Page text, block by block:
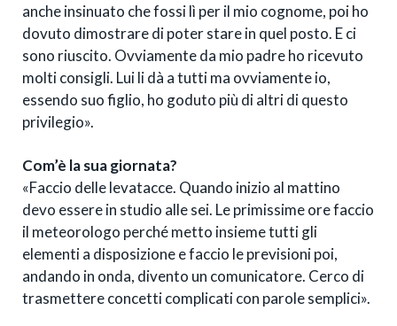
anche insinuato che fossi lì per il mio cognome, poi ho
dovuto dimostrare di poter stare in quel posto. E ci
sono riuscito. Ovviamente da mio padre ho ricevuto
molti consigli. Lui li dà a tutti ma ovviamente io,
essendo suo figlio, ho goduto più di altri di questo
privilegio».
Com’è la sua giornata?
«Faccio delle levatacce. Quando inizio al mattino
devo essere in studio alle sei. Le primissime ore faccio
il meteorologo perché metto insieme tutti gli
elementi a disposizione e faccio le previsioni poi,
andando in onda, divento un comunicatore. Cerco di
trasmettere concetti complicati con parole semplici».